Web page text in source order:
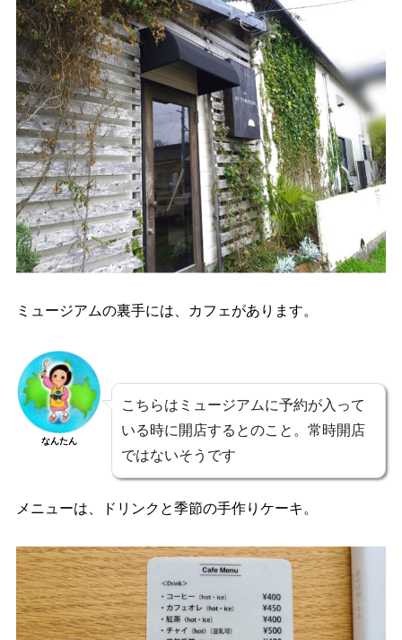
ミュージアムの裏手には、カフェがあります。
なんたん
こちらはミュージアムに予約が入って
いる時に開店するとのこと。常時開店
ではないそうです
メニューは、ドリンクと季節の手作りケーキ。